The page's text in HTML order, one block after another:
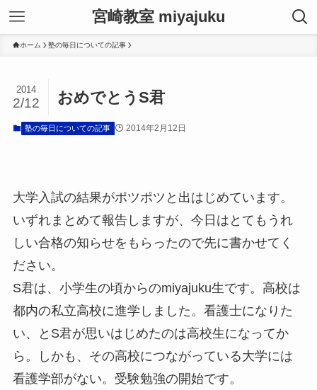
宮崎教室 miyajuku
ホーム 塾の毎日についての記事
おめでとうS君
2014
2/12
塾の毎日についての記事 2014年2月12日
大学入試の結果がポツポツと出はじめています。
いずれまとめて報告しますが、今日はとてもうれ
しい合格の知らせをもらったので先に書かせてく
ださい。
S君は、小学生の頃からのmiyajuku生です。高校は
都内の私立高校に進学しました。看護士になりた
い、とS君が思いはじめたのは高校生になってか
ら。しかも、その高校につながっている大学には
看護学部がない。受験勉強の開始です。